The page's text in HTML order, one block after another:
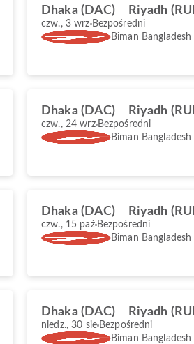
Dhaka (DAC) Riyadh
czw., 3 wrz Bezpośredni
Biman Bangladesh
Dhaka (DAC) Riyadh
czw., 24 wrz Bezpośredni
Biman Bangladesh
Dhaka (DAC) Riyadh
czw., 15 paź Bezpośredni
Biman Bangladesh
Dhaka (DAC) Riyadh
niedz., 30 sie Bezpośredni
Biman Bangladesh